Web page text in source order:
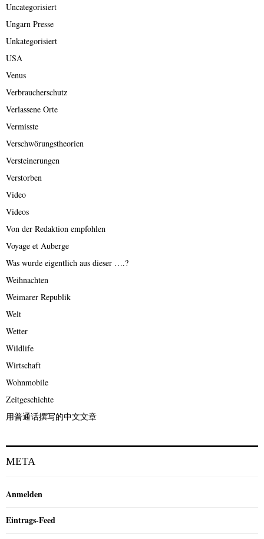
Uncategorisiert
Ungarn Presse
Unkategorisiert
USA
Venus
Verbraucherschutz
Verlassene Orte
Vermisste
Verschwörungstheorien
Versteinerungen
Verstorben
Video
Videos
Von der Redaktion empfohlen
Voyage et Auberge
Was wurde eigentlich aus dieser ….?
Weihnachten
Weimarer Republik
Welt
Wetter
Wildlife
Wirtschaft
Wohnmobile
Zeitgeschichte
用普通话撰写的中文文章
META
Anmelden
Eintrags-Feed